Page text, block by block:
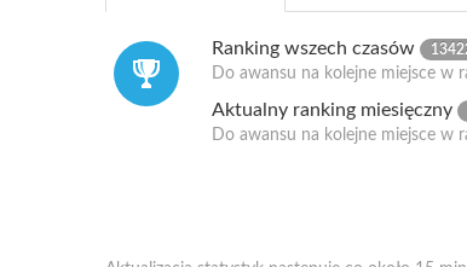
Ranking wszech czasów
Do awansu na kolejne miejsce
Aktualny ranking miesięczny
Do awansu na kolejne miejsce